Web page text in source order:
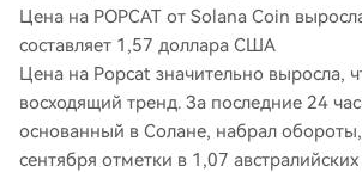
Цена на POPCAT от Solana Coin
составляет 1,57 доллара США
Цена на Popcat значительно выросла,
восходящий тренд. За последние 24
основанный в Солане, набрал
сентября отметки в 1,07